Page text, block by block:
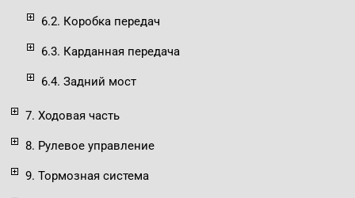
6.2. Коробка передач
6.3. Карданная передача
6.4. Задний мост
7. Ходовая часть
8. Рулевое управление
9. Тормозная система